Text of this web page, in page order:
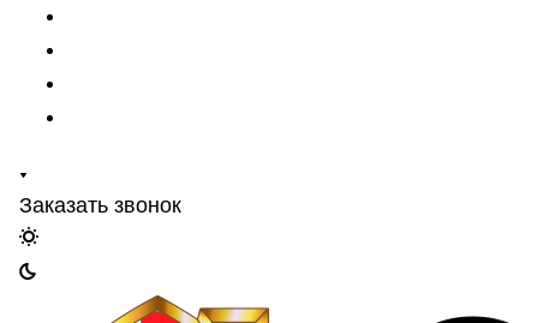
Заказать звонок